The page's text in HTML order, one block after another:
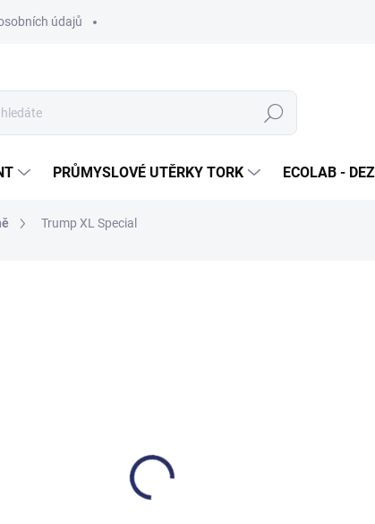
údajů
Hledat
PRŮMYSLOVÉ UTĚRKY TORK ECOLAB -
Trump XL Special